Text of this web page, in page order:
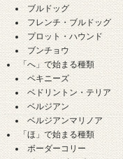
ブルドッグ
フレンチ・ブルドッグ
プロット・ハウンド
ブンチョウ
「へ」で始まる種類
ペキニーズ
ベドリントン・テリア
ベルジアン
ベルジアンマリノア
「ほ」で始まる種類
ボーダーコリー